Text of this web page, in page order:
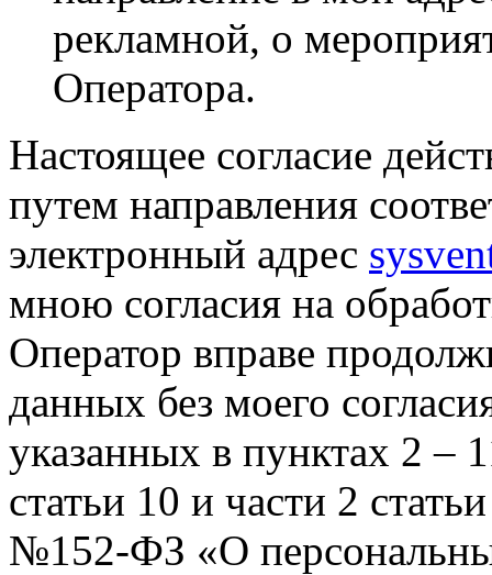
рекламной, о
Оператора.
Настоящее согласие
путем направления
электронный адрес
мною согласия на
Оператор вправе
данных без моего
указанных в пунктах 2 –
статьи 10 и части 2
№152-ФЗ «О